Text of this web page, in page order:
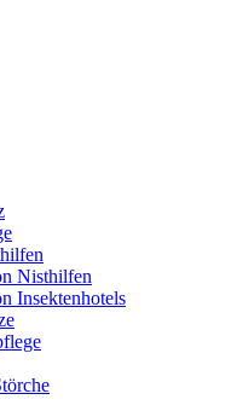
Nisthilfen
Insektenhotels